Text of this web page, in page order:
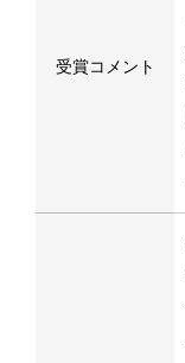
受賞コメント